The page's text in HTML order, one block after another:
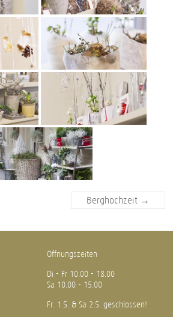
Berghochzeit →
Öffnungszeiten
Di - Fr 10.00 - 18.00
Sa 10.00 - 15.00
Fr. 1.5. & Sa 2.5. geschlossen!